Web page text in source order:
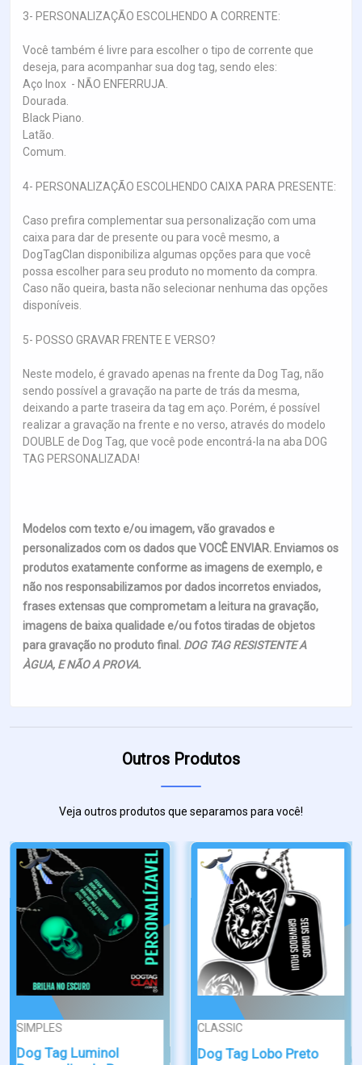
3- PERSONALIZAÇÃO ESCOLHENDO A CORRENTE:
Você também é livre para escolher o tipo de corrente que
deseja, para acompanhar sua dog tag, sendo eles:
Aço Inox - NÃO ENFERRUJA.
Dourada.
Black Piano.
Latão.
Comum.
4- PERSONALIZAÇÃO ESCOLHENDO CAIXA PARA PRESENTE:
Caso prefira complementar sua personalização com uma
caixa para dar de presente ou para você mesmo, a
DogTagClan disponibiliza algumas opções para que você
possa escolher para seu produto no momento da compra.
Caso não queira, basta não selecionar nenhuma das opções
disponíveis.
5- POSSO GRAVAR FRENTE E VERSO?
Neste modelo, é gravado apenas na frente da Dog Tag, não
sendo possível a gravação na parte de trás da mesma,
deixando a parte traseira da tag em aço. Porém, é possível
realizar a gravação na frente e no verso, através do modelo
DOUBLE de Dog Tag, que você pode encontrá-la na aba DOG
TAG PERSONALIZADA!
Modelos com texto e/ou imagem, vão gravados e
personalizados com os dados que VOCÊ ENVIAR. Enviamos os
produtos exatamente conforme as imagens de exemplo, e
não nos responsabilizamos por dados incorretos enviados,
frases extensas que comprometam a leitura na gravação,
imagens de baixa qualidade e/ou fotos tiradas de objetos
para gravação no produto final. DOG TAG RESISTENTE A
ÀGUA, E NÃO A PROVA.
Outros Produtos
Veja outros produtos que separamos para você!